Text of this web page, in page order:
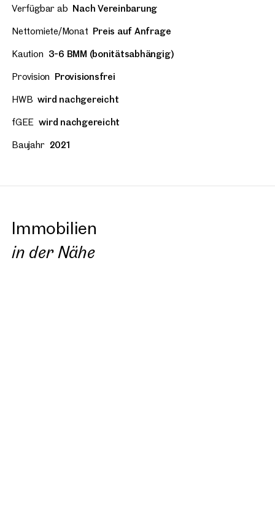
Verfügbar ab Nach Vereinbarung
Nettomiete/Monat Preis auf Anfrage
Kaution 3-6 BMM (bonitätsabhängig)
Provision Provisionsfrei
HWB wird nachgereicht
fGEE wird nachgereicht
Baujahr 2021
Immobilien
in der Nähe